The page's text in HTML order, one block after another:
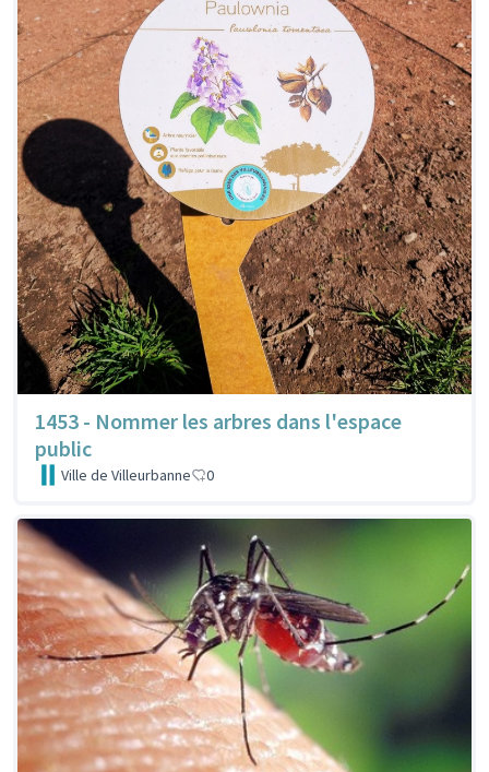
1453 - Nommer les arbres dans l'espace
public
Ville de Villeurbanne 0